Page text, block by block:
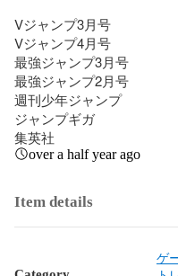
Vジャンプ3月号
Vジャンプ4月号
最強ジャンプ3月号
最強ジャンプ2月号
週刊少年ジャンプ
ジャンプギガ
集英社
over a half year ago
Item details
ゲ